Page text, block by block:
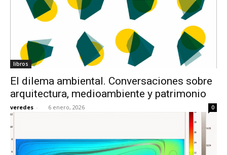
libros
El dilema ambiental. Conversaciones sobre
arquitectura, medioambiente y patrimonio
veredes - 6 enero, 2026 0